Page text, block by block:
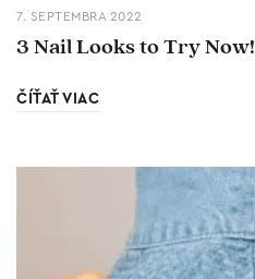
7. SEPTEMBRA 2022
3 Nail Looks to Try Now!
ČÍŤAŤ VIAC